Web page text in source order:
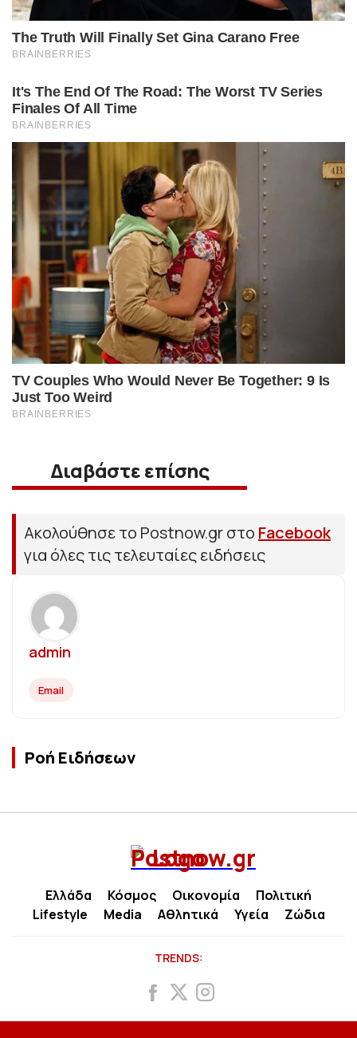
Διαβάστε επίσης
Ακολούθησε το Postnow.gr στο Facebook
για όλες τις τελευταίες ειδήσεις
admin
Email
Ροή Ειδήσεων
Ελλάδα Κόσμος Οικονομία
Πολιτική
Lifestyle
Media Αθλητικά Υγεία Ζώδια
TRENDS: